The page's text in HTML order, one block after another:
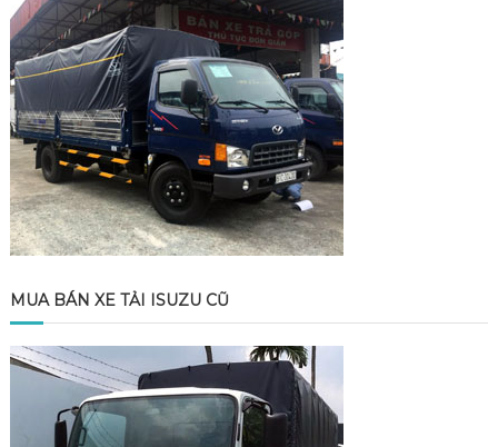
MUA BÁN XE TẢI ISUZU CŨ